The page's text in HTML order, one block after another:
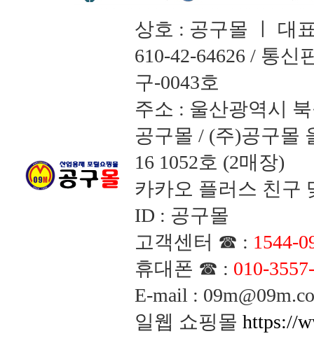
상호 : 공구몰 ㅣ 대
610-42-64626 / 통신
구-0043호
주소 : 울산광역시
공구몰 / (주)공구몰
16 1052호 (2매장)
카카오 플러스 친구
ID : 공구몰
고객센터 ☎ : 1544-
휴대폰 ☎ : 010-
E-mail :
일웹 쇼핑몰 https://